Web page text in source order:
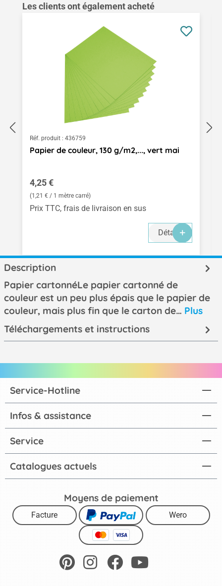
Ignorer la galerie de produits
Les clients ont également acheté
Réf. produit : 436759
Papier de couleur, 130 g/m2,..., vert mai
Prix régulier :
4,25 €
(1,21 € / 1 mètre carré)
Prix TTC, frais de livraison en sus
Détails
Description
Papier cartonnéLe papier cartonné de
couleur est un peu plus épais que le papier de
couleur, mais plus fin que le carton de… Plus
Téléchargements et instructions
Catalogues actuels
Service-Hotline
Infos & assistance
Service
Moyens de paiement
Facture Wero